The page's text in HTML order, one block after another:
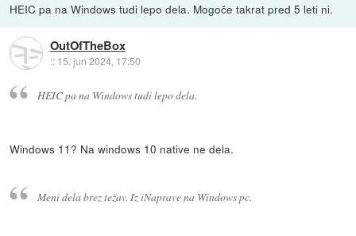
HEIC pa na Windows tudi lepo dela. Mogoče takrat pred 5 leti ni.
OutOfTheBox
:: 15. jun 2024, 17:50
HEIC pa na Windows tudi lepo dela.
Windows 11? Na windows 10 native ne dela.
Meni dela brez težav. Iz iNaprave na Windows pc.